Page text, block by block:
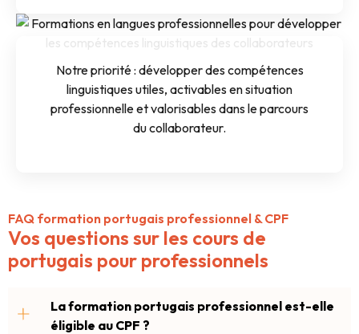
Notre priorité : développer des compétences
linguistiques utiles, activables en situation
professionnelle et valorisables dans le parcours
du collaborateur.
FAQ formation portugais professionnel & CPF
Vos questions sur les cours de
portugais pour professionnels
La formation portugais professionnel est-elle
éligible au CPF ?